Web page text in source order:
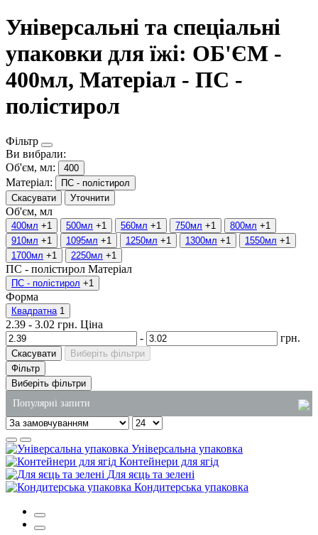
Універсальні та спеціальні
упаковки для їжі: ОБ'ЄМ -
400мл, Матеріал - ПС -
полістирол
Фільтр
Ви вибрали:
Об'єм, мл:
400
Матеріал:
ПС - полістирол
Скасувати
Уточнити
Об'єм, мл
400мл +1 500мл +1 560мл +1 750мл +1 800мл +1
910мл +1 1095мл +1 1250мл +1 1300мл +1 1550мл +1
1700мл +1 2250мл +1
ПС - полістирол Матеріал
ПС - полістирол +1
Форма
Квадратна 1
2.39 - 3.02 грн. Ціна
-
грн.
Скасувати
Виберіть фільтри
Фільтр
Виберіть фільтри
Популярні запити
купити пакети київ
одноразові коробки для їжі
замовити господарські товари київ
коробочка локшина
Універсальна упаковка
Контейнери для ягід
Для яєць та зелені
Кондитерська упаковка